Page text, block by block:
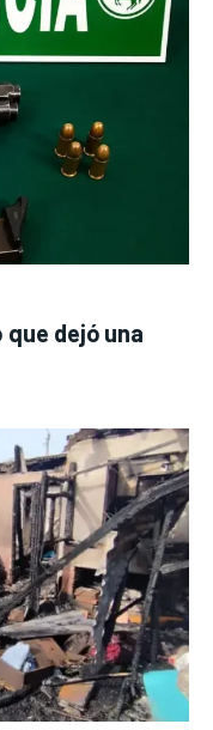
que dejó una